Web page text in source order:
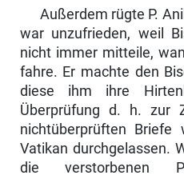
Außerdem rügte P.
war unzufrieden, weil
nicht immer mitteile,
fahre. Er machte den
diese ihm ihre
Überprüfung d. h. zur
nichtüberprüften
Vatikan durchgelassen.
die verstorbenen